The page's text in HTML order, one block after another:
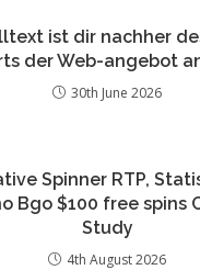
ist dir nachher
der Web-angebot
30th June 2026
Spinner RTP,
Bgo $100 free spins
Study
4th August 2026